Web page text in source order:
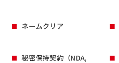
ネームクリア
秘密保持契約（NDA,